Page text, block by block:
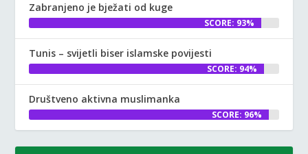
Zabranjeno je bježati od kuge
SCORE: 93%
Tunis – svijetli biser islamske povijesti
SCORE: 94%
Društveno aktivna muslimanka
SCORE: 96%